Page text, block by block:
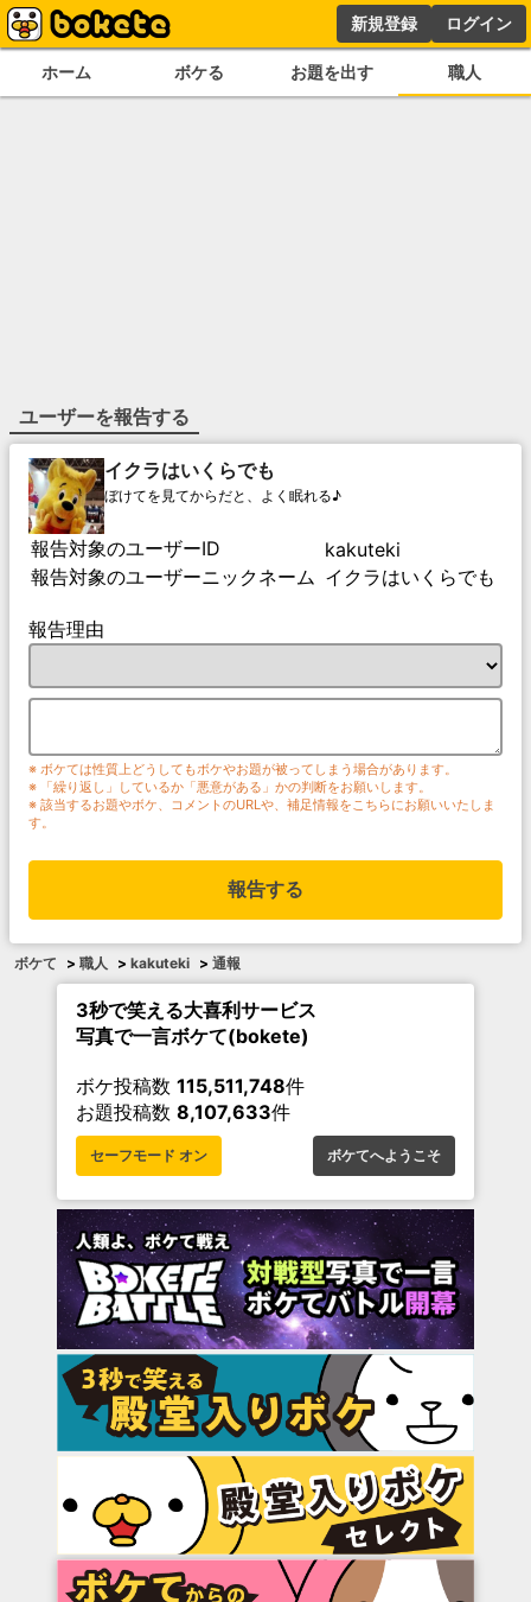
新規登録 ログイン
ホーム ボケる お題を出す 職人
ユーザーを報告する
イクラはいくらでも
ぼけてを見てからだと、よく眠れる♪
報告対象のユーザーID
kakuteki
報告対象のユーザーニックネーム イクラはいくらでも
報告理由
※ ボケては性質上どうしてもボケやお題が被ってしまう場合があります。
※ 「繰り返し」しているか「悪意がある」かの判断をお願いします。
※ 該当するお題やボケ、コメントのURLや、補足情報をこちらにお願いいたしま
す。
報告する
ボケて > 職人 > kakuteki > 通報
3秒で笑える大喜利サービス
写真で一言ボケて(bokete)
ボケ投稿数 115,511,748件
お題投稿数 8,107,633件
セーフモード オン ボケてへようこそ